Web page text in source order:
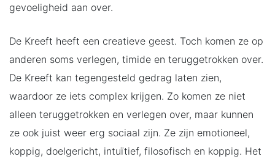
gevoeligheid aan over.
De Kreeft heeft een creatieve geest. Toch komen ze op
anderen soms verlegen, timide en teruggetrokken over.
De Kreeft kan tegengesteld gedrag laten zien,
waardoor ze iets complex krijgen. Zo komen ze niet
alleen teruggetrokken en verlegen over, maar kunnen
ze ook juist weer erg sociaal zijn. Ze zijn emotioneel,
koppig, doelgericht, intuïtief, filosofisch en koppig. Het